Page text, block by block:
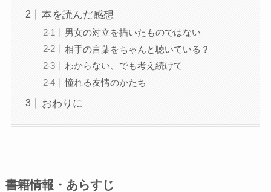
本を読んだ感想
男女の対立を描いたものではない
相手の言葉をちゃんと聴いている？
わからない、でも考え続けて
憧れる友情のかたち
おわりに
書籍情報・あらすじ